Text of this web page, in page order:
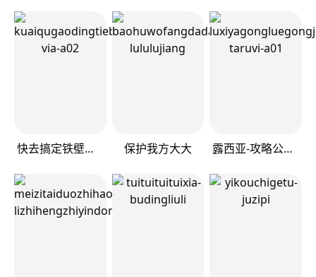
快去搞定铁壁皇帝！ 保护我方大大 露西亚-攻略公爵计划